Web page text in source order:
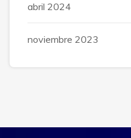
abril 2024
noviembre 2023